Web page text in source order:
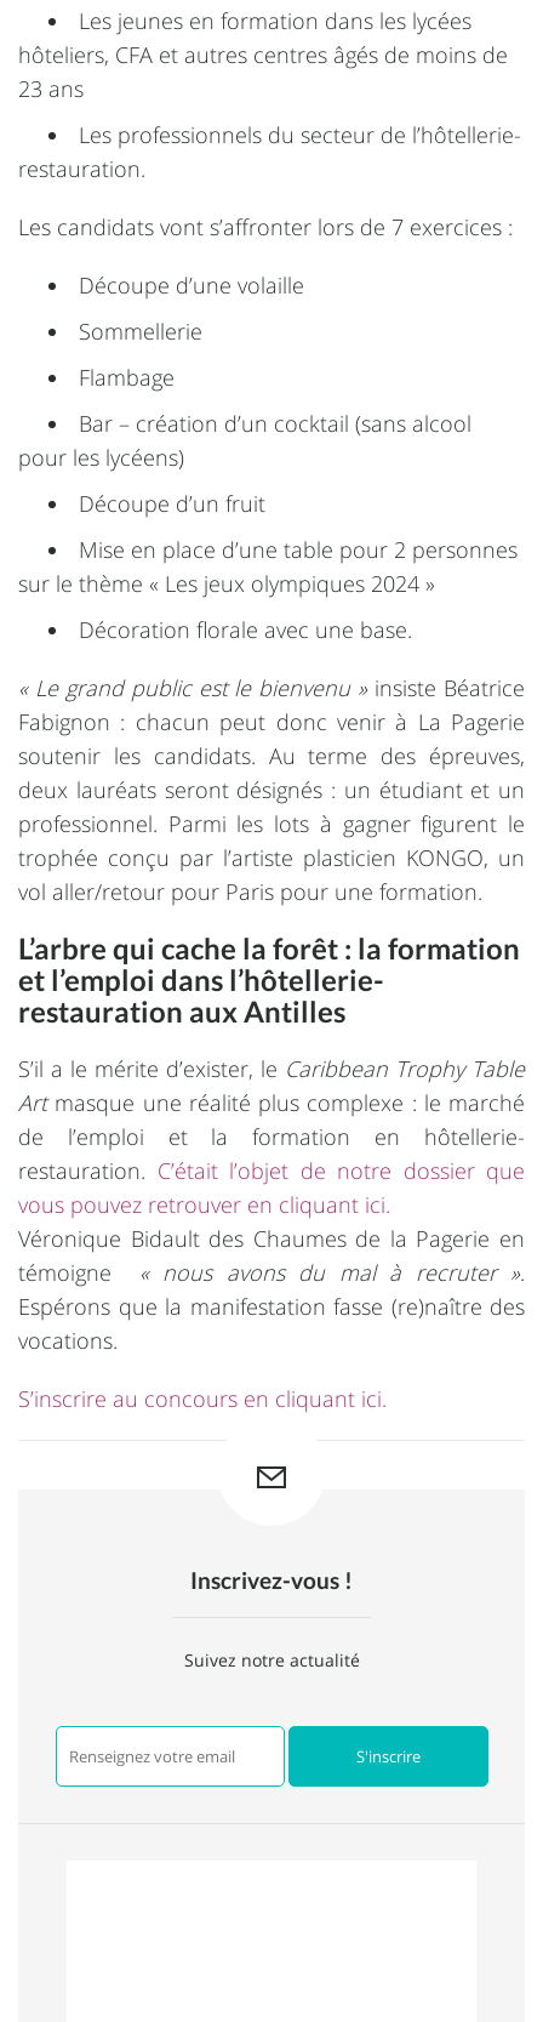
Les jeunes en formation dans les lycées
hôteliers, CFA et autres centres âgés de moins de
23 ans
Les professionnels du secteur de l’hôtellerie-
restauration.
Les candidats vont s’affronter lors de 7 exercices :
Découpe d’une volaille
Sommellerie
Flambage
Bar – création d’un cocktail (sans alcool
pour les lycéens)
Découpe d’un fruit
Mise en place d’une table pour 2 personnes
sur le thème « Les jeux olympiques 2024 »
Décoration florale avec une base.
« Le grand public est le bienvenu »insiste Béatrice
Fabignon : chacun peut donc venir à La Pagerie
soutenir les candidats. Au terme des épreuves,
deux lauréats seront désignés : un étudiant et un
professionnel. Parmi les lots à gagner figurent le
trophée conçu par l’artiste plasticien KONGO, un
vol aller/retour pour Paris pour une formation.
L’arbre qui cache la forêt : la formation
et l’emploi dans l’hôtellerie-
restauration aux Antilles
S’il a le mérite d’exister, le Caribbean Trophy Table
Artmasque une réalité plus complexe : le marché
de l’emploi et la formation en hôtellerie-
restauration. C’était l’objet de notre dossier que
vous pouvez retrouver en cliquant ici.
Véronique Bidault des Chaumes de la Pagerie en
témoigne « nous avons du mal à recruter ».
Espérons que la manifestation fasse (re)naître des
vocations.
S’inscrire au concours en cliquant ici.
Inscrivez-vous !
Suivez notre actualité